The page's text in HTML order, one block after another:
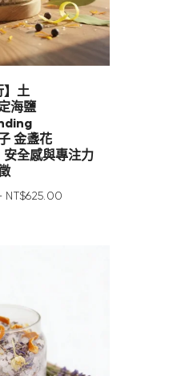
】土
海鹽
金盞花
全感與專注力
NT$625 00